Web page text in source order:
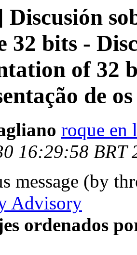
Discusión
32 bits -
of 32
de
roque en
16:29:58 BRT
message (by
Advisory
ordenados